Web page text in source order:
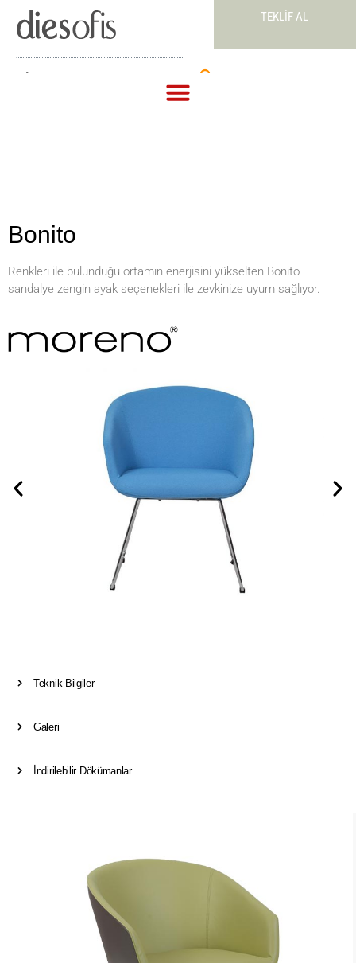
TEKLIF AL
Teklif Al
Bonito
Renkleri ile bulunduğu ortamın enerjisini yükselten Bonito
sandalye zengin ayak seçenekleri ile zevkinize uyum sağlıyor.
Teknik Bilgiler
Galeri
İndirilebilir Dökümanlar